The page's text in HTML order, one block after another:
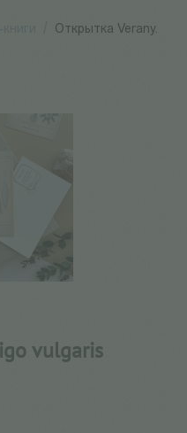
Открытка Verany.
vulgaris